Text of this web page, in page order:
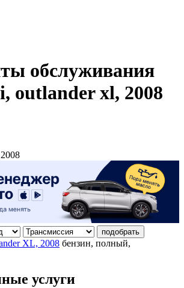
обслуживания
outlander xl, 2008
подобрать
XL, 2008 бензин, полный,
услуги